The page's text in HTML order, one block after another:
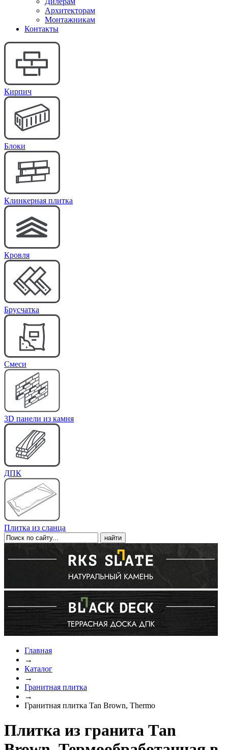
Архитекторам
Монтажникам
Контакты
Кирпич
Блоки
Клинкерная плитка
Кровля
Брусчатка
Cмеси
3D панели из камня
ДПК
Плитка из сланца
Главная
→
Каталог
→
Гранитная плитка
→
Гранитная плитка Tan Brown, Thermo
Плитка из гранита Тan